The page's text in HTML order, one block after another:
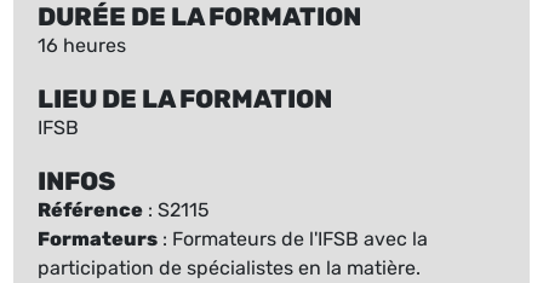
DURÉE DE LA FORMATION
16 heures
LIEU DE LA FORMATION
IFSB
INFOS
Référence : S2115
Formateurs : Formateurs de l'IFSB avec la
participation de spécialistes en la matière.